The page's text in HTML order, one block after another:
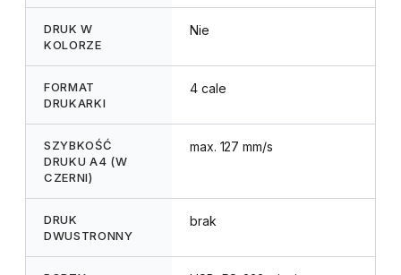
DRUK W
KOLORZE
Nie
FORMAT
DRUKARKI
4 cale
SZYBKOŚĆ
DRUKU A4 (W
CZERNI)
max. 127 mm/s
DRUK
DWUSTRONNY
brak